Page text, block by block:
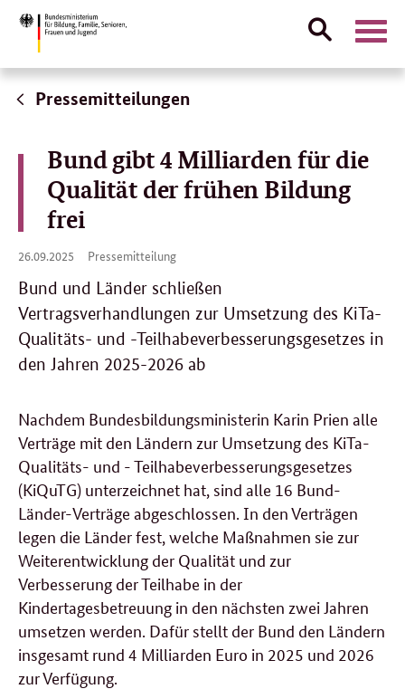
Direktlink:
Suche
Pressemitteilungen
Bund gibt 4 Milliarden für die
Qualität der frühen Bildung
frei
26.09.2025
26.
2025
Pressemitteilung
Bund und Länder schließen
Vertragsverhandlungen zur Umsetzung des KiTa-
Qualitäts- und -Teilhabeverbesserungsgesetzes in
den Jahren 2025-2026 ab
Nachdem Bundesbildungsministerin Karin Prien alle
Verträge mit den Ländern zur Umsetzung des KiTa-
Qualitäts- und - Teilhabeverbesserungsgesetzes
(KiQuTG) unterzeichnet hat, sind alle 16 Bund-
Länder-Verträge abgeschlossen. In den Verträgen
legen die Länder fest, welche Maßnahmen sie zur
Weiterentwicklung der Qualität und zur
Verbesserung der Teilhabe in der
Kindertagesbetreuung in den nächsten zwei Jahren
umsetzen werden. Dafür stellt der Bund den Ländern
insgesamt rund 4 Milliarden Euro in 2025 und 2026
zur Verfügung.